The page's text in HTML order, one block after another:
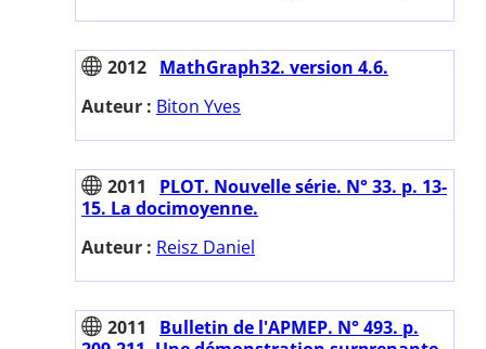
2012 MathGraph32. version 4.6.
Auteur : Biton Yves
2011
PLOT. Nouvelle série. N° 33. p. 13-
15. La docimoyenne.
Auteur : Reisz Daniel
2011
Bulletin de l'APMEP. N° 493. p.